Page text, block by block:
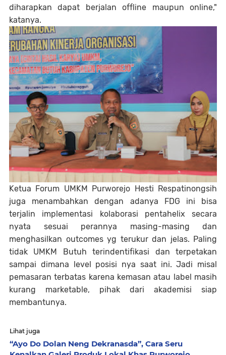
diharapkan dapat berjalan offline maupun online,"
katanya.
Ketua Forum UMKM Purworejo Hesti Respatinongsih
juga menambahkan dengan adanya FDG ini bisa
terjalin implementasi kolaborasi pentahelix secara
nyata sesuai perannya masing-masing dan
menghasilkan outcomes yg terukur dan jelas. Paling
tidak UMKM Butuh terindentifikasi dan terpetakan
sampai dimana level posisi nya saat ini. Jadi misal
pemasaran terbatas karena kemasan atau label masih
kurang marketable, pihak dari akademisi siap
membantunya.
Lihat juga
“Ayo Do Dolan Neng Dekranasda”, Cara Seru